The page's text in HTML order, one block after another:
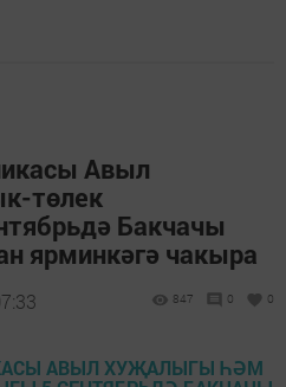
Авыл
төлек
Бакчачы
ярминкәгә чакыра
847 0 0